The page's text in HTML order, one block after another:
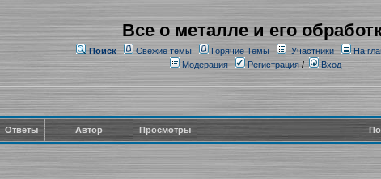
Все о металле и его
Поиск Свежие темы Горячие Темы Участники
На
Модерация
Регистрация/ Вход
Ответы Автор Просмотры